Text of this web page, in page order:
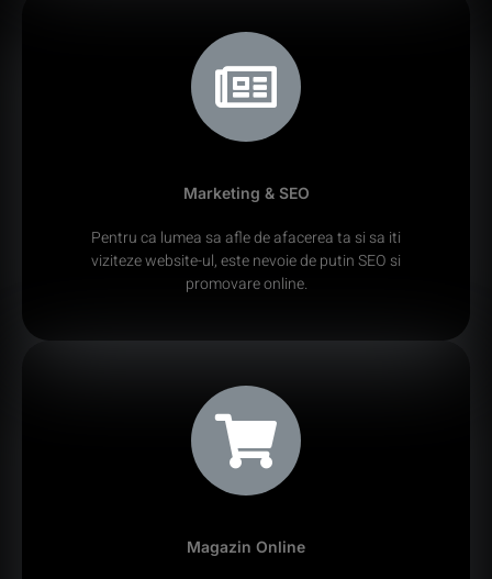
Marketing & SEO
Pentru ca lumea sa afle de afacerea ta si sa iti
viziteze website-ul, este nevoie de putin SEO si
promovare online.
Magazin Online